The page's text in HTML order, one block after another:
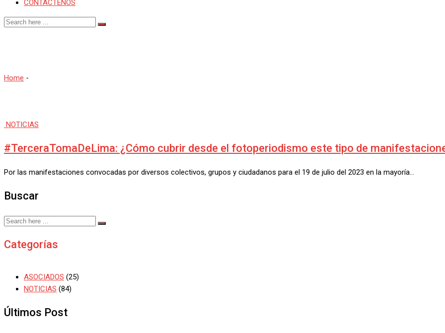
CONTÁCTENOS
Home -
NOTICIAS
#TerceraTomaDeLima: ¿Cómo cubrir desde el fotoperiodismo este tipo de
Por las manifestaciones convocadas por diversos colectivos, grupos y ciudadanos para el 19 de julio del 2023 en la mayoría…
Buscar
Categorías
ASOCIADOS (25)
NOTICIAS (84)
Últimos Post